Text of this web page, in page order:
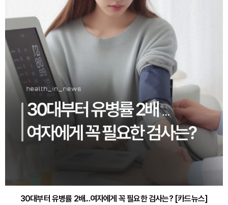
30대부터 유병률 2배...여자에게 꼭 필요한 검사는? [카드뉴스]
감기·독감 예방하고 면역력 높이는 4가지 영양제 [카드뉴스]